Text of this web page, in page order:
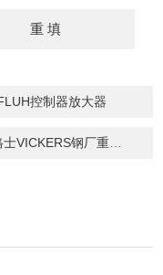
控制器放大器
钢厂重载柱塞泵PVXS